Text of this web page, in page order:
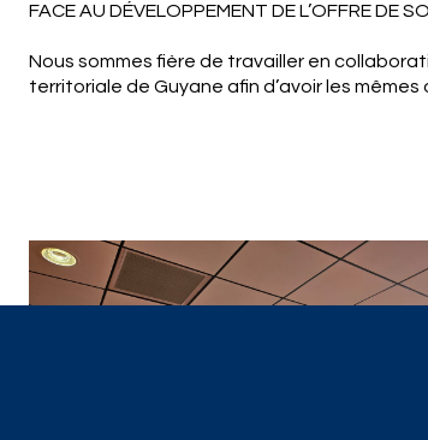
FACE AU DÉVELOPPEMENT DE L’OFFRE DE
Nous sommes fière de travailler en
territoriale de Guyane afin d’avoir les